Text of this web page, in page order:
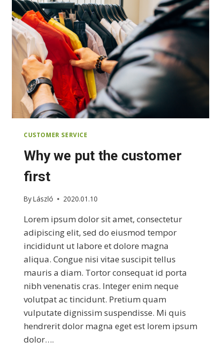
CUSTOMER SERVICE
Why we put the customer
first
ByLászló 2020.01.10
Lorem ipsum dolor sit amet, consectetur
adipiscing elit, sed do eiusmod tempor
incididunt ut labore et dolore magna
aliqua. Congue nisi vitae suscipit tellus
mauris a diam. Tortor consequat id porta
nibh venenatis cras. Integer enim neque
volutpat ac tincidunt. Pretium quam
vulputate dignissim suspendisse. Mi quis
hendrerit dolor magna eget est lorem ipsum
dolor….